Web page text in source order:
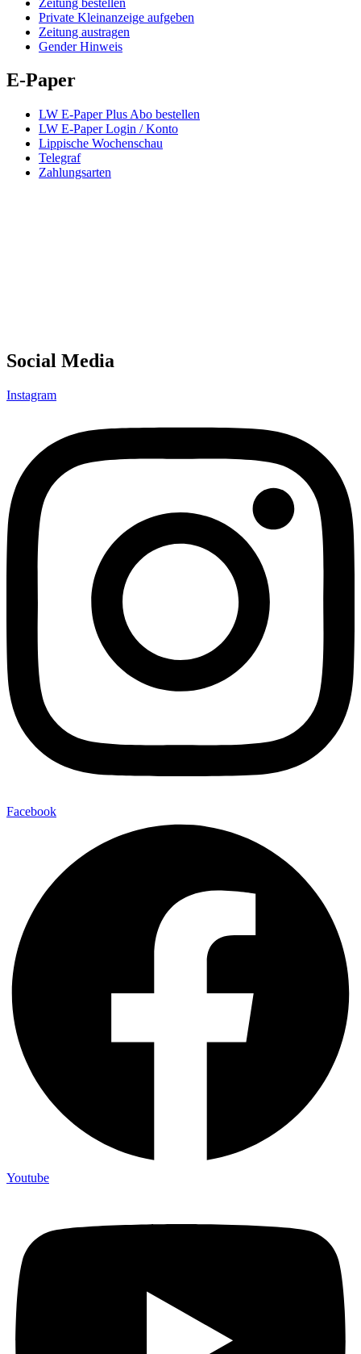
Private Kleinanzeige aufgeben
Zeitung austragen
Gender Hinweis
E-Paper
LW E-Paper Plus Abo bestellen
LW E-Paper Login / Konto
Lippische Wochenschau
Telegraf
Zahlungsarten
Social Media
Instagram
Facebook
Youtube